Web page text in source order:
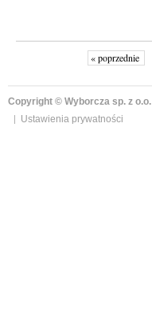
« poprzednie
Copyright © Wyborcza sp. z o.o.
Ustawienia prywatności